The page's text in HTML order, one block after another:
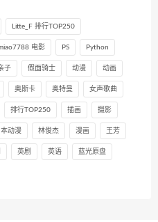
Litte_F 排行TOP250
电影 PS Python
子 假面骑士 动漫 动画
奥斯卡 奥特曼 女声歌曲
排行TOP250 插画 摄影
本动漫 林俊杰 漫画 王芳
英剧 英语 蓝光原盘